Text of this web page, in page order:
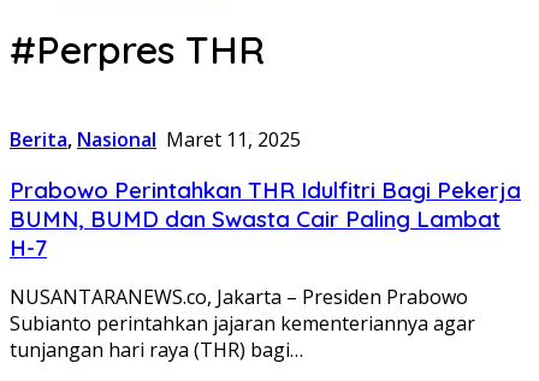
#Perpres THR
Berita, Nasional Maret 11, 2025
Prabowo Perintahkan THR Idulfitri Bagi Pekerja
BUMN, BUMD dan Swasta Cair Paling Lambat
H-7
NUSANTARANEWS.co, Jakarta – Presiden Prabowo
Subianto perintahkan jajaran kementeriannya agar
tunjangan hari raya (THR) bagi…